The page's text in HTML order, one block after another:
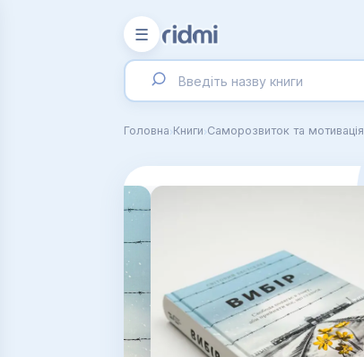
☰
Головна›Книги›Саморозвиток та мотивація